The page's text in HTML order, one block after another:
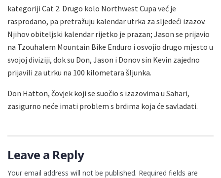
kategoriji Cat 2. Drugo kolo Northwest Cupa već je
rasprodano, pa pretražuju kalendar utrka za sljedeći izazov.
Njihov obiteljski kalendar rijetko je prazan; Jason se prijavio
na Tzouhalem Mountain Bike Enduro i osvojio drugo mjesto u
svojoj diviziji, dok su Don, Jason i Donov sin Kevin zajedno
prijavili za utrku na 100 kilometara šljunka.
Don Hatton, čovjek koji se suočio s izazovima u Sahari,
zasigurno neće imati problem s brdima koja će savladati.
Leave a Reply
Your email address will not be published. Required fields are